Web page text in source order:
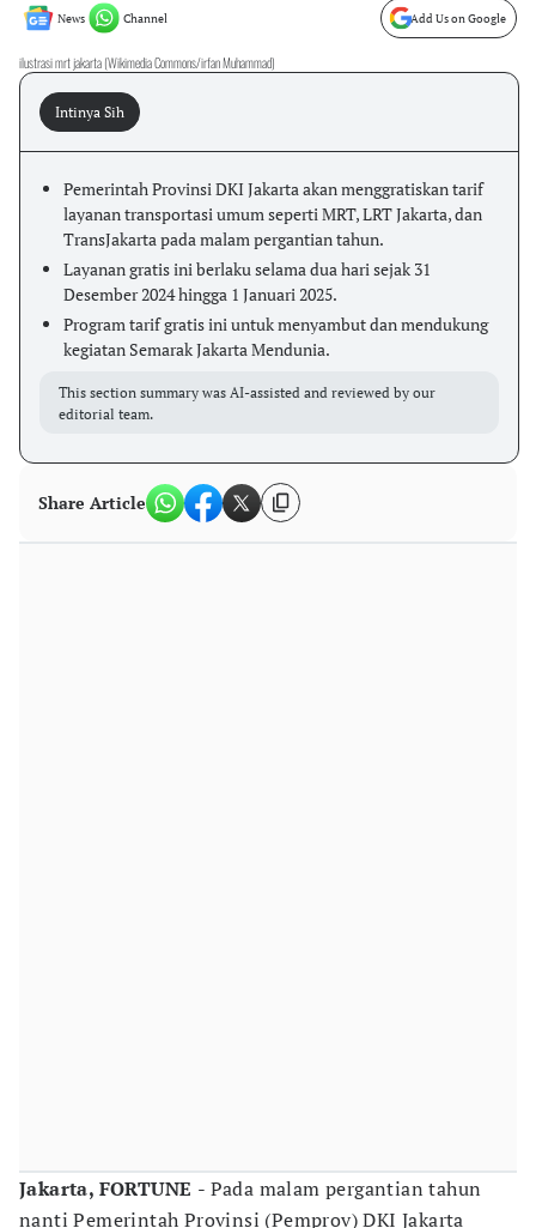
News Channel Add Us on Google
ilustrasi mrt jakarta (Wikimedia Commons/irfan Muhammad)
Intinya Sih
Pemerintah Provinsi DKI Jakarta akan menggratiskan tarif
layanan transportasi umum seperti MRT, LRT Jakarta, dan
TransJakarta pada malam pergantian tahun.
Layanan gratis ini berlaku selama dua hari sejak 31
Desember 2024 hingga 1 Januari 2025.
Program tarif gratis ini untuk menyambut dan mendukung
kegiatan Semarak Jakarta Mendunia.
This section summary was AI-assisted and reviewed by our
editorial team.
Share Article
Jakarta, FORTUNE - Pada malam pergantian tahun
nanti Pemerintah Provinsi (Pemprov) DKI Jakarta